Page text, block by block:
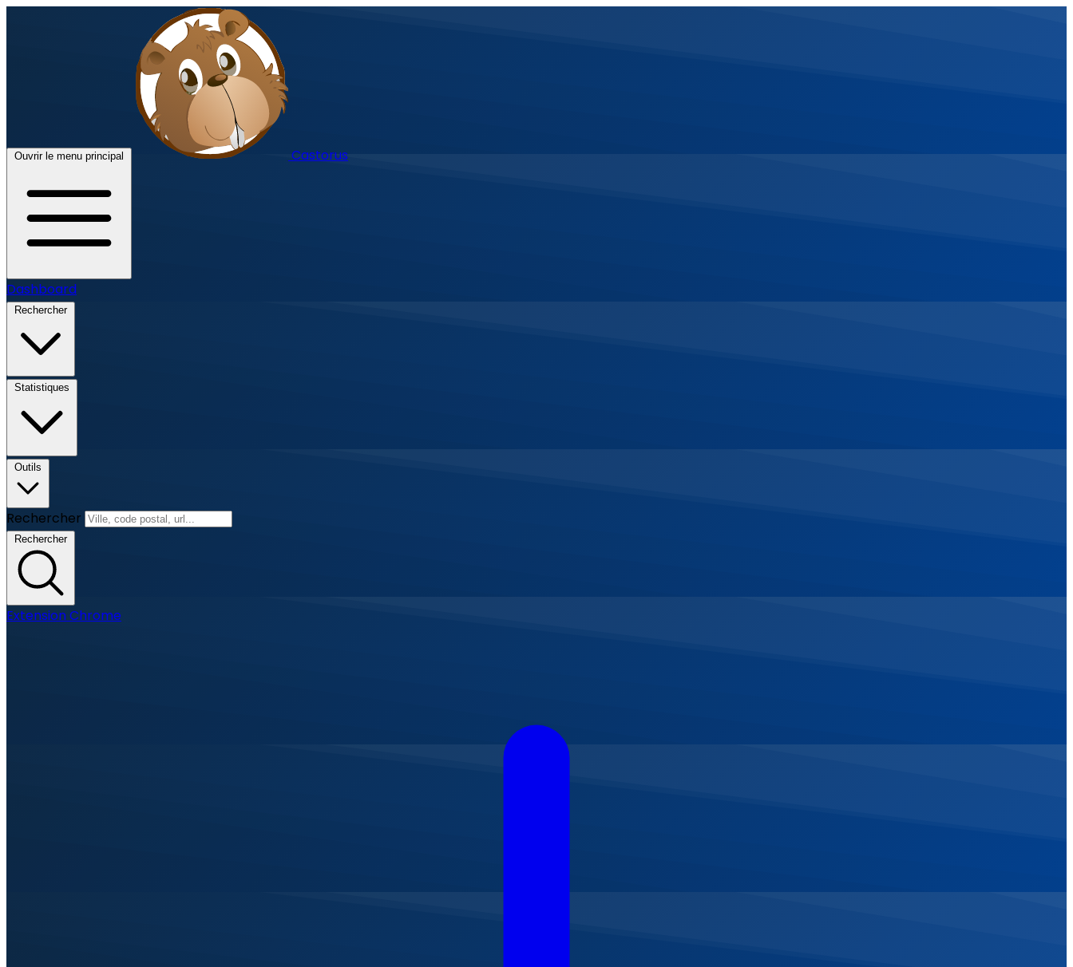
Ouvrir le menu principal Castorus
Dashboard
Rechercher
Statistiques
Outils
Rechercher
Rechercher
Extension Chrome